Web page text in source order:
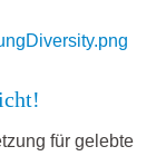
für gelebte